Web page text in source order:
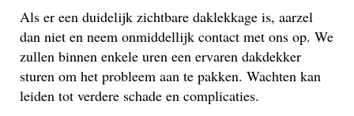
Als er een duidelijk zichtbare daklekkage is, aarzel
dan niet en neem onmiddellijk contact met ons op. We
zullen binnen enkele uren een ervaren dakdekker
sturen om het probleem aan te pakken. Wachten kan
leiden tot verdere schade en complicaties.